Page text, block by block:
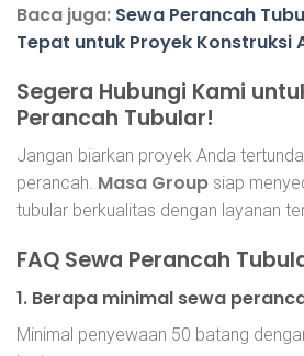
Baca juga: Sewa Perancah
Tepat untuk Proyek Konstruksi
Segera Hubungi Kami
Perancah Tubular!
Jangan biarkan proyek Anda
perancah. Masa Group siap
tubular berkualitas dengan layanan
FAQ Sewa Perancah
1. Berapa minimal sewa
Minimal penyewaan 50 batang